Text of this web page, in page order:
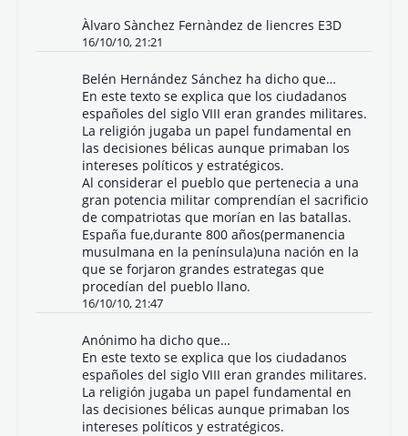
Àlvaro Sànchez Fernàndez de liencres E3D
16/10/10, 21:21
Belén Hernández Sánchez ha dicho que…
En este texto se explica que los ciudadanos
españoles del siglo VIII eran grandes militares.
La religión jugaba un papel fundamental en
las decisiones bélicas aunque primaban los
intereses políticos y estratégicos.
Al considerar el pueblo que pertenecia a una
gran potencia militar comprendían el sacrificio
de compatriotas que morían en las batallas.
España fue,durante 800 años(permanencia
musulmana en la península)una nación en la
que se forjaron grandes estrategas que
procedían del pueblo llano.
16/10/10, 21:47
Anónimo ha dicho que…
En este texto se explica que los ciudadanos
españoles del siglo VIII eran grandes militares.
La religión jugaba un papel fundamental en
las decisiones bélicas aunque primaban los
intereses políticos y estratégicos.